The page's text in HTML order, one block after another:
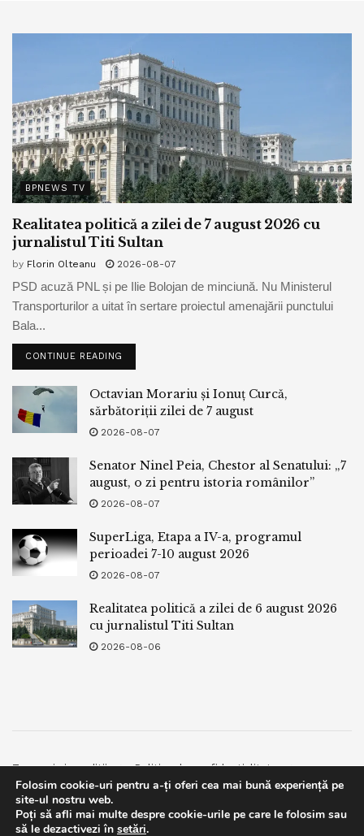
BPNEWS TV
Realitatea politică a zilei de 7 august 2026 cu
jurnalistul Titi Sultan
by Florin Olteanu 2026-08-07
PSD acuză PNL și pe Ilie Bolojan de minciună. Nu Ministerul
Transporturilor a uitat în sertare proiectul amenajării punctului
Bala...
CONTINUE READING
Octavian Morariu și Ionuț Curcă,
sărbătoriții zilei de 7 august
2026-08-07
Senator Ninel Peia, Chestor al Senatului: „7
august, o zi pentru istoria românilor”
2026-08-07
SuperLiga, Etapa a IV-a, programul
perioadei 7-10 august 2026
2026-08-07
Realitatea politică a zilei de 6 august 2026
cu jurnalistul Titi Sultan
2026-08-06
Termeni si conditii
Politica de confidentialitate
Facebook
Contact
© 2019bpnews- Business & Politics Newsbpnews.
Folosim cookie-uri pentru a-ți oferi cea mai bună experiență pe
site-ul nostru web.
Poți să afli mai multe despre cookie-urile pe care le folosim sau
să le dezactivezi în setări.
This website uses GDPR cookies. By continuing to use this